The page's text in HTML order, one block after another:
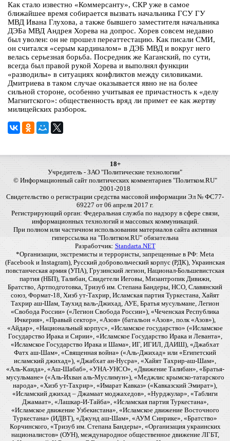
Как стало известно «Коммерсанту», СКР уже в самое
ближайшее время собирается вызвать начальника ГСУ ГУ
МВД Ивана Глухова, а также бывшего заместителя начальника
ДЭБа МВД Андрея Хорева на допрос. Хорев совсем недавно
был уволен: он не прошел переаттестацию. Как писали СМИ,
он считался «серым кардиналом» в ДЭБ МВД и вокруг него
велась серьезная борьба. Посредник же Каганский, по сути,
всегда был правой рукой Хорева и выполнял функции
«разводилы» в ситуациях конфликтов между силовиками.
Дмитриева в таком случае оказывается явно не на более
сильной стороне, особенно учитывая ее причастность к «делу
Магнитского»: общественность вряд ли примет ее как жертву
милицейских разборок.
18+
Учредитель - ЗАО "Политические технологии"
© Информационный сайт политических комментариев "Политком.RU"
2001-2018
Свидетельство о регистрации средства массовой информации Эл № ФС77-
69227 от 06 апреля 2017 г.
Регистрирующий орган: Федеральная служба по надзору в сфере связи,
информационных технологий и массовых коммуникаций.
При полном или частичном использовании материалов сайта активная
гиперссылка на "Политком.RU" обязательна
Разработчик: Standarta.NET
*Организации, экстремисты и террористы, запрещенные в РФ: Meta
(Facebook и Instagram), Русский добровольческий корпус (РДК), Украинская
повстанческая армия (УПА), Грузинский легион, Национал-Большевистская
партия (НБП), Талибан, Свидетели Иеговы, Мизантропик Дивижн,
Братство, Артподготовка, Тризуб им. Степана Бандеры, НСО, Славянский
союз, Формат-18, Хизб ут-Тахрир, Исламская партия Туркестана, Хайят
Тахрир аш-Шам, Таухид валь-Джихад, АУЕ, Братья мусульмане, Легион
«Свобода России» («Легион Свобода России»), «Чеченская Республика
Ичкерия», «Правый сектор», «Азов» (батальон «Азов», полк «Азов»),
«Айдар», «Национальный корпус», «Исламское государство» («Исламское
Государство Ирака и Сирии», «Исламское Государство Ирака и Леванта»,
«Исламское Государство Ирака и Шама», ИГ, ИГИЛ, ДАИШ), «Джабхат
Фатх аш-Шам», «Священная война» («Аль-Джихад» или «Египетский
исламский джихад»), «Джабхат ан-Нусра», «Хайят Тахрир-аш-Шам»,
«Аль-Каида», «Аш-Шабаб», «УНА-УНСО», «Движение Талибан», «Братья-
мусульмане» («Аль-Ихван аль-Муслимун»), «Меджлис крымско-татарского
народа», «Хизб ут-Тахрир», «Имарат Кавказ» («Кавказский Эмират»),
«Исламский джихад – Джамаат моджахедов», «Нурджулар», «Таблиги
Джамаат», «Лашкар-И-Тайба», «Исламская партия Туркестана»,
«Исламское движение Узбекистана», «Исламское движение Восточного
Туркестана» (ИДВТ), «Джунд аш-Шам», «АУМ Синрике», «Братство»
Корчинского, «Тризуб им. Степана Бандеры», «Организация украинских
националистов» (ОУН), международное общественное движение ЛГБТ,